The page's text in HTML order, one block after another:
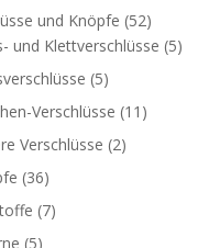
und Knöpfe (52)
und Klettverschlüsse (5)
(5)
Verschlüsse (11)
Verschlüsse (2)
(36)
(7)
(5)